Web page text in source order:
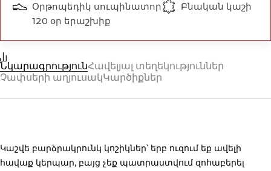
Օրթոպեդիկ սուպինատոր
Բնական կաշի
120 օր երաշխիք
ՆկարագրությունՀավելյալ տեղեկություններ
Չափսերի աղյուսակԿարծիքներ
Կաշվե բարձրակրունկ կոշիկներ՝ երբ ուզում եք ավելի
հավաք կերպար, բայց չեք պատրաստվում զոհաբերել